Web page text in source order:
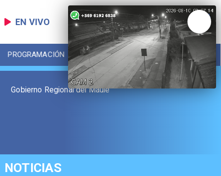
EN VIVO
PROGRAMACIÓN LOCAL DEPORTES
Gobierno Regional del Maule
NOTICIAS